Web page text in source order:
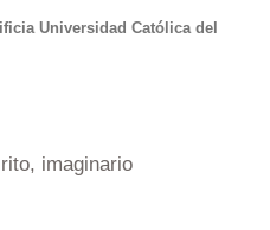
Universidad Católica del
imaginario